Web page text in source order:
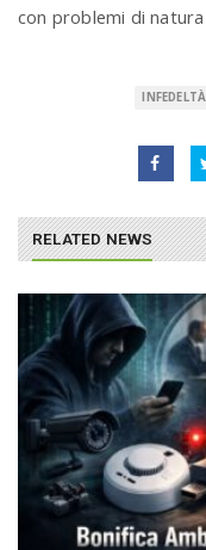
con problemi di natura
RELATED NEWS